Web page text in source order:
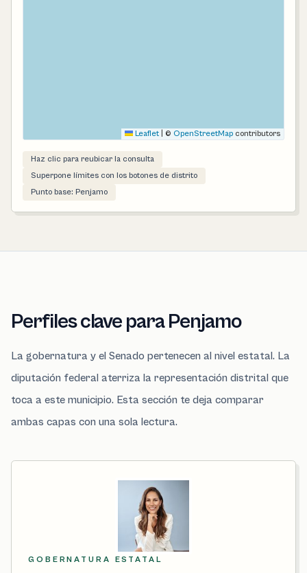
Leaflet © OpenStreetMap contributors
Haz clic para reubicar la consulta
Superpone límites con los botones de distrito
Punto base: Penjamo
Perfiles clave para Penjamo
La gobernatura y el Senado pertenecen al nivel estatal. La
diputación federal aterriza la representación distrital que
toca a este municipio. Esta sección te deja comparar
ambas capas con una sola lectura.
GOBERNATURA ESTATAL